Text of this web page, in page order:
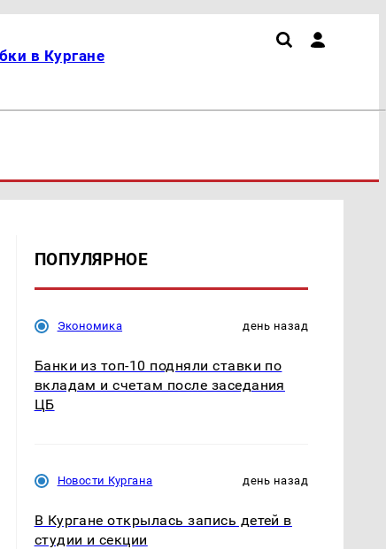
в Кургане
ПОПУЛЯРНОЕ
Экономика день назад
Банки из топ-10 подняли ставки по
вкладам и счетам после заседания
ЦБ
Новости Кургана день назад
В Кургане открылась запись детей в
студии и секции